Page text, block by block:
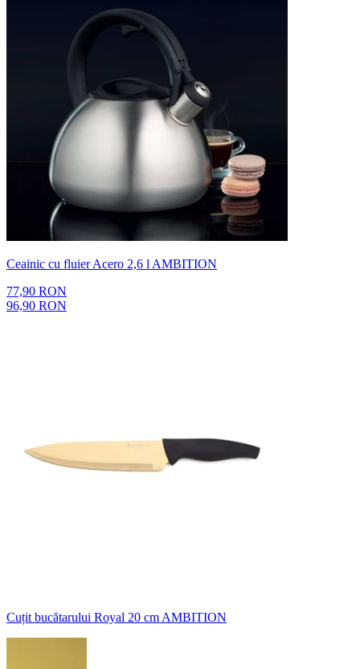
Ceainic cu fluier Acero 2,6 l AMBITION
77,90 RON
96,90 RON
Cuțit bucătarului Royal 20 cm AMBITION